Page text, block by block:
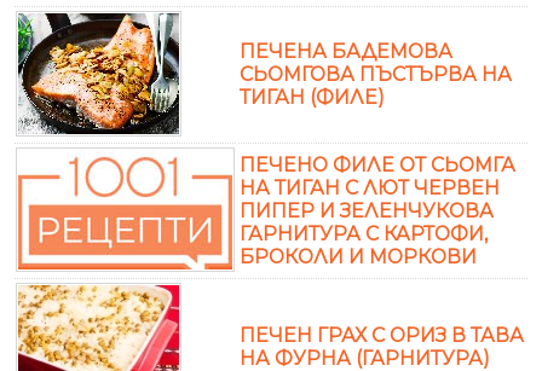
ПЕЧЕНА БАДЕМОВА
СЬОМГОВА ПЪСТЪРВА НА
ТИГАН (ФИЛЕ)
ПЕЧЕНО ФИЛЕ ОТ СЬОМГА
НА ТИГАН С ЛЮТ ЧЕРВЕН
ПИПЕР И ЗЕЛЕНЧУКОВА
ГАРНИТУРА С КАРТОФИ,
БРОКОЛИ И МОРКОВИ
ПЕЧЕН ГРАХ С ОРИЗ В ТАВА
НА ФУРНА (ГАРНИТУРА)